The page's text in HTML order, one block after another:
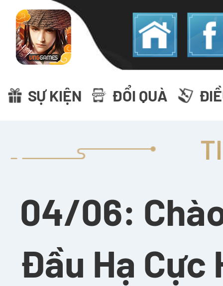
04/06:
Đầu Hạ Cực
SỰ KIỆN ĐỔI QUÀ